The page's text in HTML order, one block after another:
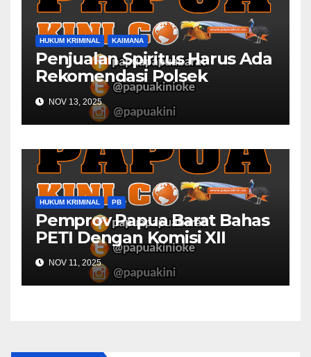
HUKUM KRIMINAL KAIMANA
Penjualan Spiritus Harus Ada
Rekomendasi Polsek
Kaimana
NOV 13, 2025
HUKUM KRIMINAL PB
Pemprov Papua Barat Bahas
PETI Dengan Komisi XII
NOV 11, 2025